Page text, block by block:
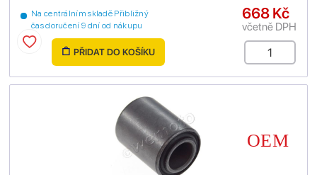
Na centrálním skladě Přibližný
čas doručení 9 dní od nákupu
668 Kč
včetně DPH
PŘIDAT DO KOŠÍKU